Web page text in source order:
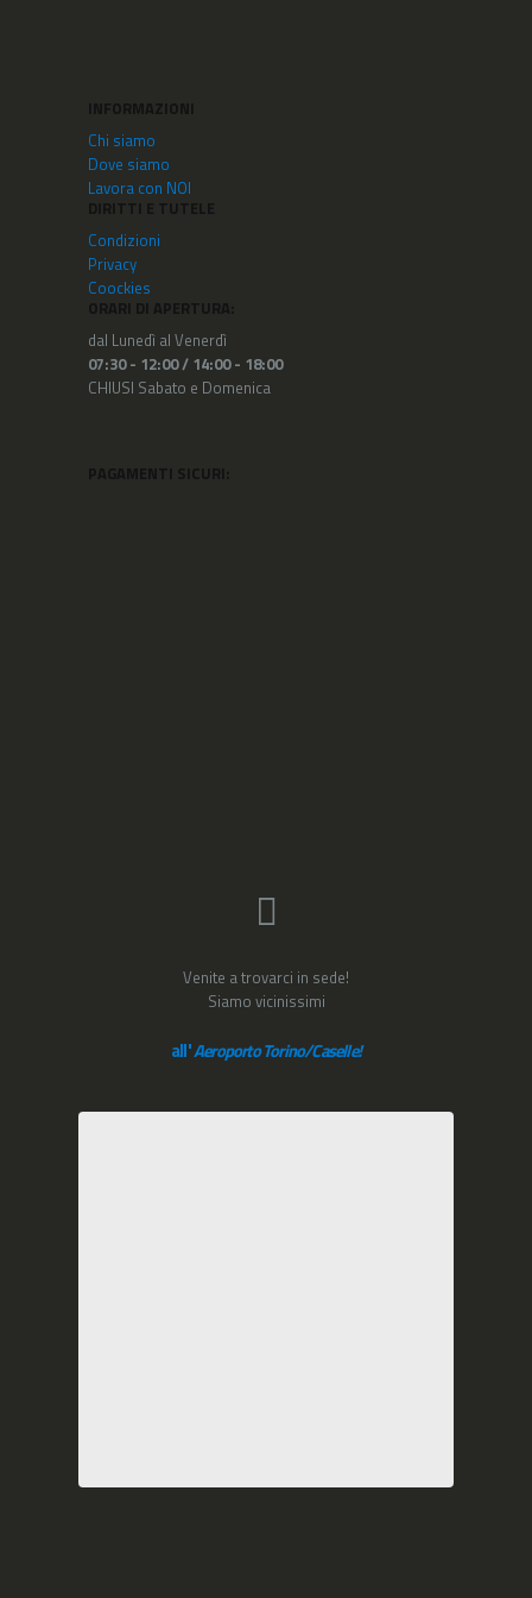
Chi siamo
Dove siamo
Lavora con NOI
Condizioni
Privacy
Coockies
dal Lunedì al Venerdì
07:30 - 12:00 / 14:00 - 18:00
CHIUSI Sabato e Domenica
Venite a trovarci in sede!
Siamo vicinissimi
all'Aeroporto Torino/Caselle!